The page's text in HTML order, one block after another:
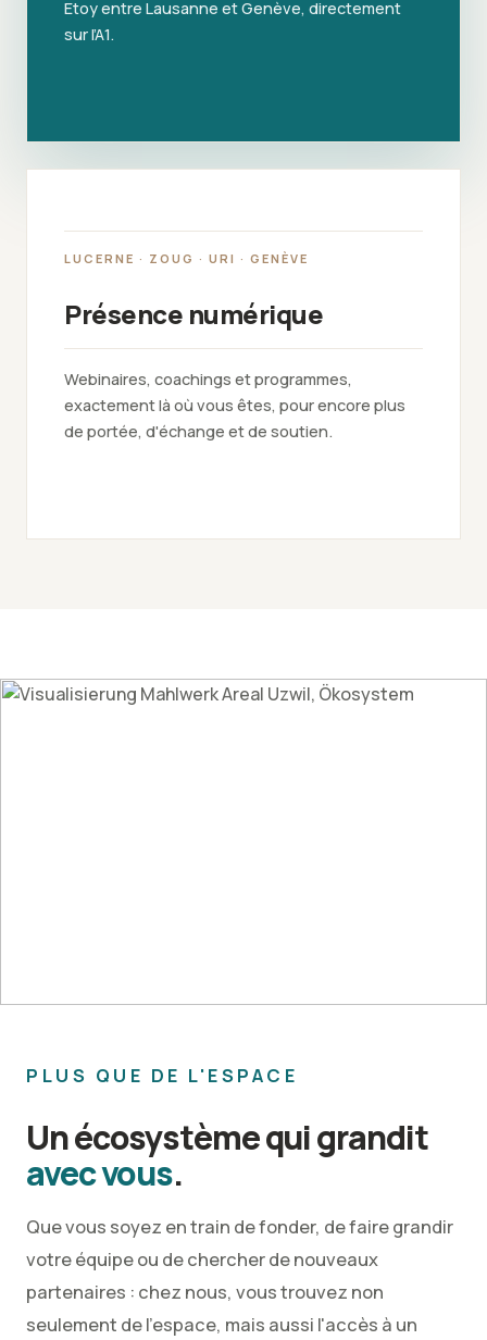
Etoy entre Lausanne et Genève, directement
sur l’A1.
LUCERNE · ZOUG · URI · GENÈVE
Présence numérique
Webinaires, coachings et programmes,
exactement là où vous êtes, pour encore plus
de portée, d'échange et de soutien.
PLUS QUE DE L'ESPACE
Un écosystème qui grandit
avec vous.
Que vous soyez en train de fonder, de faire grandir
votre équipe ou de chercher de nouveaux
partenaires : chez nous, vous trouvez non
seulement de l'espace, mais aussi l'accès à un